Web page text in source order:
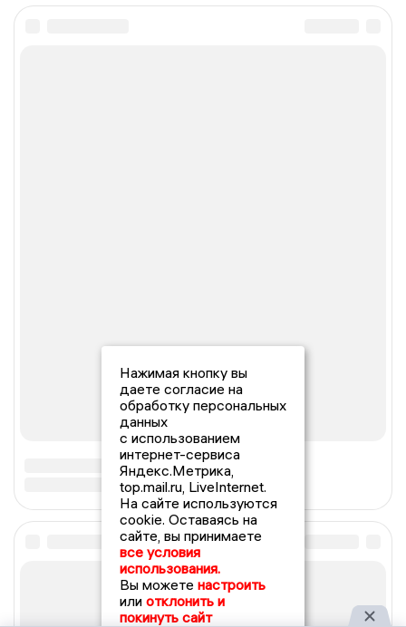
Нажимая кнопку вы
даете согласие на
обработку персональных
данных
с использованием
интернет-сервиса
Яндекс.Метрика,
top.mail.ru, LiveInternet.
На сайте используются
cookie. Оставаясь на
сайте, вы принимаете
все условия
использования.
Вы можете настроить
или отклонить и
покинуть сайт